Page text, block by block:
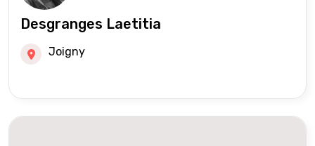
Desgranges Laetitia
Joigny